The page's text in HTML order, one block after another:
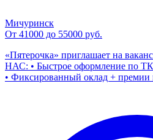
Мичуринск
От 41000 до 55000 руб.
«Пятерочка» приглашает на
НАС: • Быстрое оформление по
• Фиксированный оклад + премии